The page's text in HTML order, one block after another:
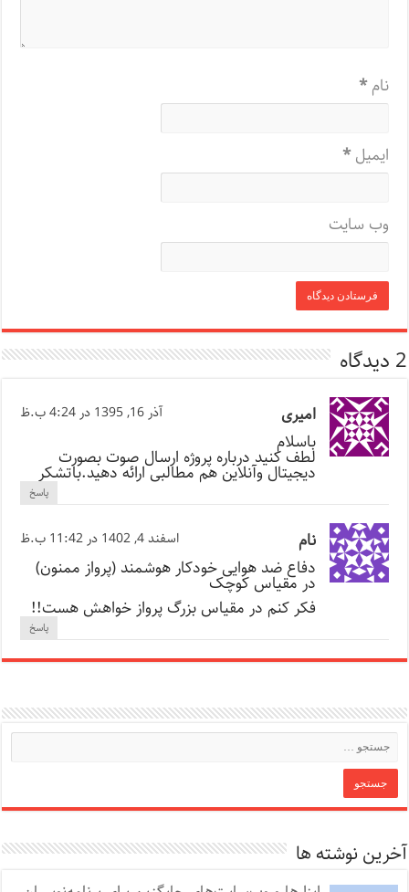
نام*
ایمیل*
وب‌ سایت
2 دیدگاه
امیری آذر 16, 1395 در 4:24 ب.ظ
باسلام
لطف کنید درباره پروژه ارسال صوت بصورت
دیجیتال وآنلاین هم مطالبی ارائه دهید.باتشکر
پاسخ
نام اسفند 4, 1402 در 11:42 ب.ظ
دفاع ضد هوایی خودکار هوشمند (پرواز ممنون)
در مقیاس کوچک
فکر کنم در مقیاس بزرگ پرواز خواهش هست!!
پاسخ
آخرین نوشته ها